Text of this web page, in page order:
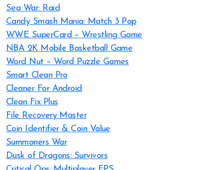
Sea War: Raid
Candy Smash Mania: Match 3 Pop
WWE SuperCard – Wrestling Game
NBA 2K Mobile Basketball Game
Word Nut – Word Puzzle Games
Smart Clean Pro
Cleaner For Android
Clean Fix Plus
File Recovery Master
Coin Identifier & Coin Value
Summoners War
Dusk of Dragons: Survivors